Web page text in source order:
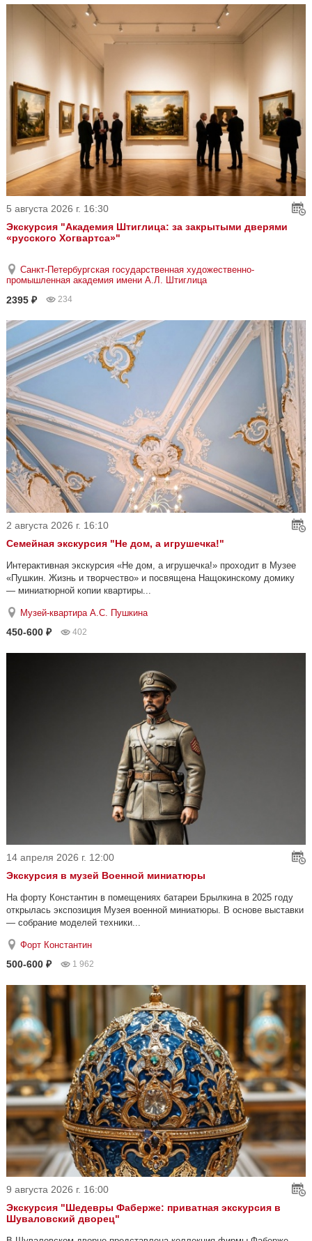
5 августа 2026 г. 16:30
Экскурсия "Академия Штиглица: за закрытыми дверями
«русского Хогвартса»"
Санкт-Петербургская государственная художественно-
промышленная академия имени А.Л. Штиглица
2395 ₽ 234
2 августа 2026 г. 16:10
Семейная экскурсия "Не дом, а игрушечка!"
Интерактивная экскурсия «Не дом, а игрушечка!» проходит в Музее
«Пушкин. Жизнь и творчество» и посвящена Нащокинскому домику
— миниатюрной копии квартиры...
Музей-квартира А.С. Пушкина
450-600 ₽ 402
14 апреля 2026 г. 12:00
Экскурсия в музей Военной миниатюры
На форту Константин в помещениях батареи Брылкина в 2025 году
открылась экспозиция Музея военной миниатюры. В основе выставки
— собрание моделей техники...
Форт Константин
500-600 ₽ 1 962
9 августа 2026 г. 16:00
Экскурсия "Шедевры Фаберже: приватная экскурсия в
Шуваловский дворец"